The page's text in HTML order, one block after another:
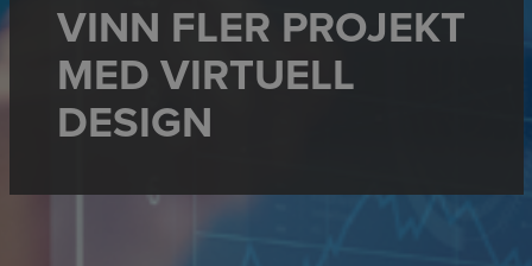
VINN FLER PROJEKT
MED VIRTUELL
DESIGN